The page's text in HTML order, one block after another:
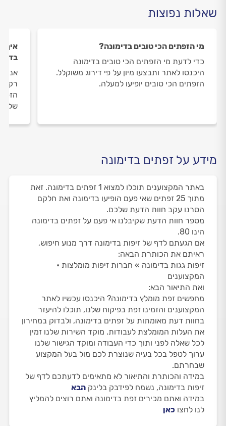
שאלות נפוצות
מי הזפתים הכי טובים בדימונה?
כדי לדעת מי הזפתים הכי טובים בדימונה
היכנסו לאתר ותבצעו מיון על פי דירוג משוקלל.
הזפתים הכי טובים יופיעו למעלה.
איך
רק
שלנו
מידע על זפתים בדימונה
באתר המקצוענים תוכלו למצוא 1 זפתים בדימונה. זאת
מתוך 25 זפתים שאי פעם הופיעו בדימונה ואת חלקם
הסרנו עקב חוות הדעת שלכם.
מספר חוות הדעת שקיבלנו אי פעם על זפתים בדימונה
הינו 80.
אם הגעתם לדף של זיפות בדימונה דרך מנוע חיפוש,
ראיתם את הכותרת הבאה:
זיפות גגות בדימונה » חברות זיפות מומלצות •
המקצוענים
ואת התיאור הבא:
מחפשים זפת מומלץ בדימונה? היכנסו עכשיו לאתר
המקצוענים והזמינו זפת בפיקוח שלנו, תוכלו להיעזר
בחוות דעת מאומתות על זפתים בדימונה, ולבדוק במחירון
את העלות המומלצת לעבודות. מוקד השירות שלנו זמין
לכל שאלה לפני ותוך כדי העבודה ומוקד הגישור שלנו
ערוך לטפל בכל בעיה שנוצרת לכם מול בעל המקצוע
שבחרתם.
במידה והכותרת והתיאור לא מתאימים לדעתכם לדף של
זיפות בדימונה, נשמח לפידבק בלינק הבא
במידה ואתם מכירים זפת בדימונה ואתם רוצים להמליץ
לנו לחצו כאן